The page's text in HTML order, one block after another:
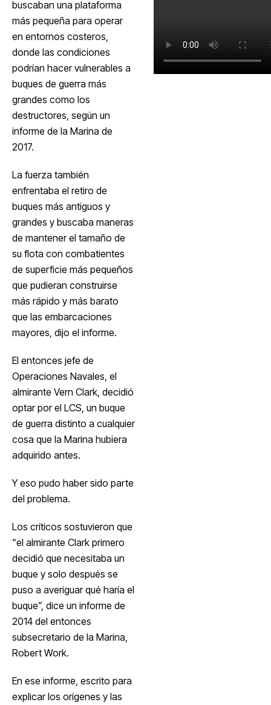
buscaban una plataforma
más pequeña para operar
en entornos costeros,
donde las condiciones
podrían hacer vulnerables a
buques de guerra más
grandes como los
destructores, según un
informe de la Marina de
2017.
La fuerza también
enfrentaba el retiro de
buques más antiguos y
grandes y buscaba maneras
de mantener el tamaño de
su flota con combatientes
de superficie más pequeños
que pudieran construirse
más rápido y más barato
que las embarcaciones
mayores, dijo el informe.
El entonces jefe de
Operaciones Navales, el
almirante Vern Clark, decidió
optar por el LCS, un buque
de guerra distinto a cualquier
cosa que la Marina hubiera
adquirido antes.
Y eso pudo haber sido parte
del problema.
Los críticos sostuvieron que
“el almirante Clark primero
decidió que necesitaba un
buque y solo después se
puso a averiguar qué haría el
buque”, dice un informe de
2014 del entonces
subsecretario de la Marina,
Robert Work.
En ese informe, escrito para
explicar los orígenes y las